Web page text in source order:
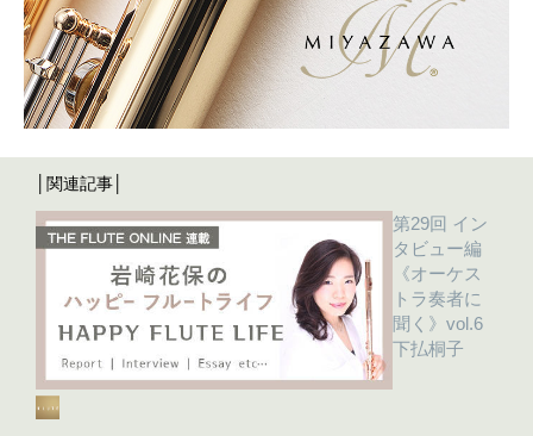
│関連記事│
第29回 イン
タビュー編
《オーケス
トラ奏者に
聞く》vol.6
下払桐子